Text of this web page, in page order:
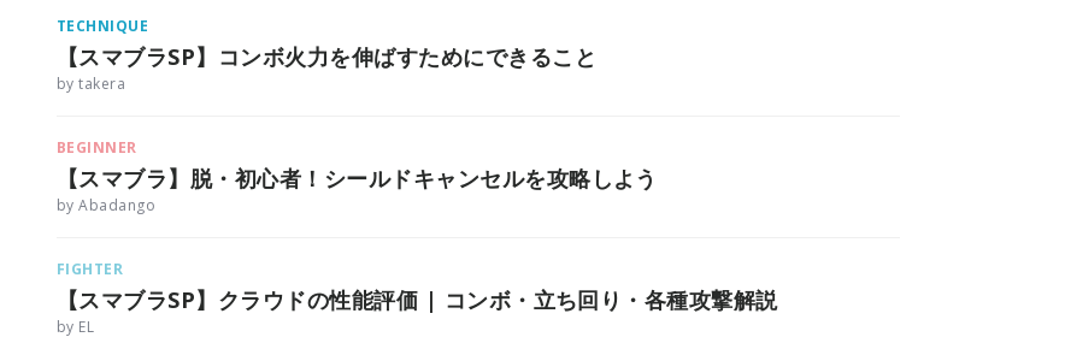
TECHNIQUE
【スマブラSP】コンボ火力を伸ばすためにできること
by takera
BEGINNER
【スマブラ】脱・初心者！シールドキャンセルを攻略しよう
by Abadango
FIGHTER
【スマブラSP】クラウドの性能評価 | コンボ・立ち回り・各種攻撃解説
by EL